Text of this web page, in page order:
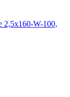
2,5x160-W-100,